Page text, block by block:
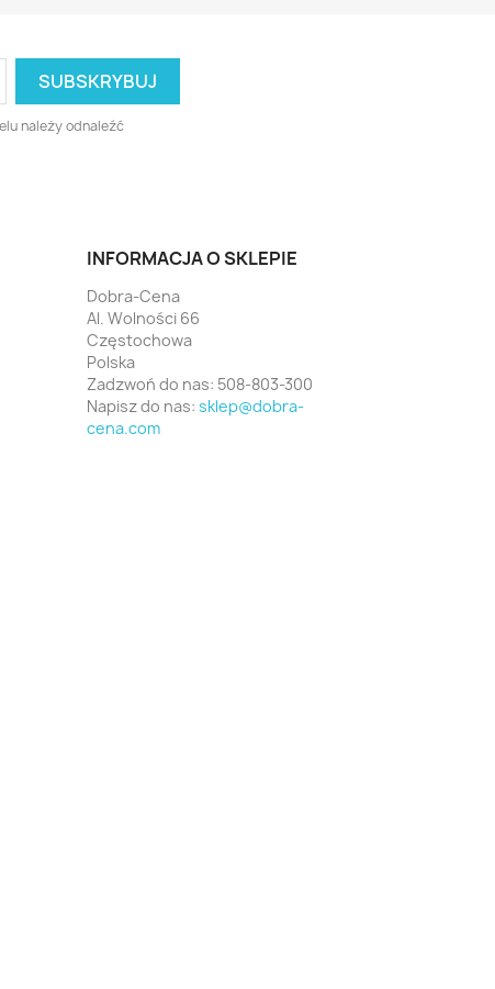
należy odnaleźć
INFORMACJA O SKLEPIE
Dobra-Cena
Al. Wolności 66
Częstochowa
Polska
Zadzwoń do nas: 508-803-300
Napisz do nas: sklep@dobra-
cena.com